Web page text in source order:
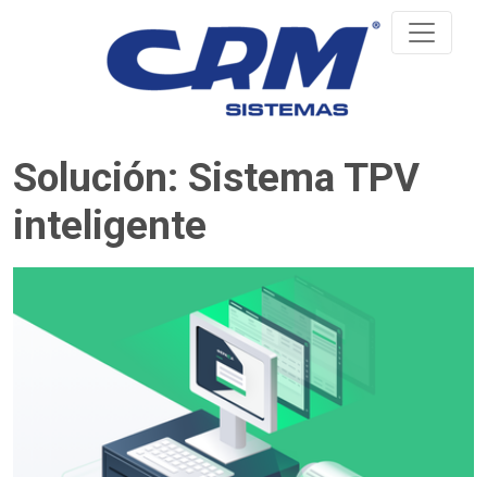
Solución: Sistema TPV
inteligente